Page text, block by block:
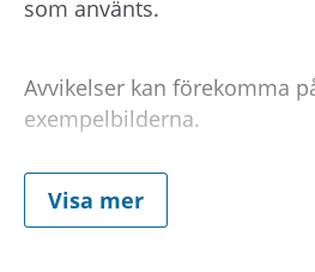
som använts.
Avvikelser kan förekomma
exempelbilderna.
Vid kontraktsskrivning kan
tecknad hemförsäkring för
Visa mer